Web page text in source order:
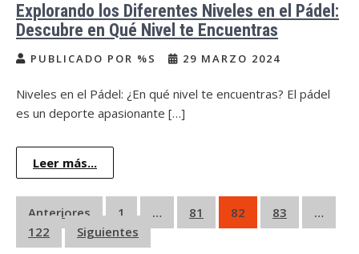
Explorando los Diferentes Niveles en el Pádel:
Descubre en Qué Nivel te Encuentras
PUBLICADO POR %S 29 MARZO 2024
Niveles en el Pádel: ¿En qué nivel te encuentras? El pádel
es un deporte apasionante […]
Leer más...
Paginación
de
Anteriores 1 … 81 82 83
…
122
Siguientes